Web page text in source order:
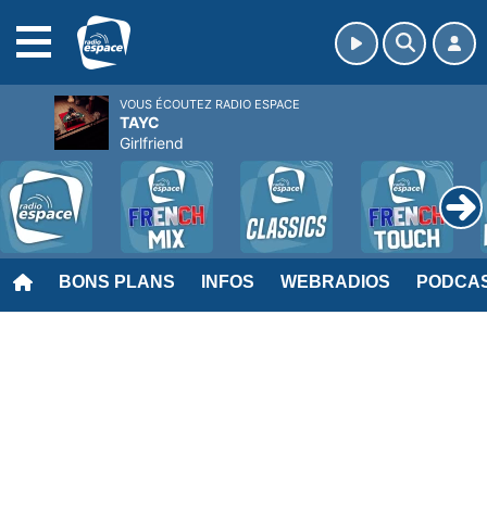
BONS PLANS INFOS WEBRADIOS
VOUS ÉCOUTEZ RADIO ESPACE
TAYC
Girlfriend